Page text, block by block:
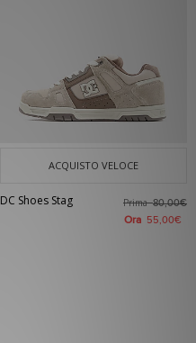
ACQUISTO VELOCE
DC Shoes Stag Prima80,00€
Ora 55,00€